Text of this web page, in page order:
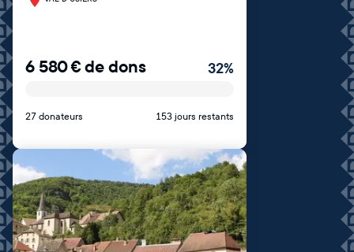
6 580€de dons 32%
27 donateurs 153 jours restants